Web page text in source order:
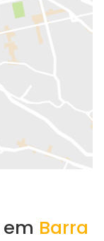
Barra